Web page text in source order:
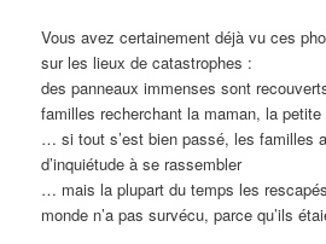
Vous avez certainement déjà vu ces
sur les lieux de catastrophes :
des panneaux immenses sont
familles recherchant la maman, la
… si tout s’est bien passé, les familles
d’inquiétude à se rassembler
… mais la plupart du temps les
monde n’a pas survécu, parce qu’ils